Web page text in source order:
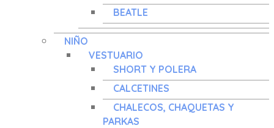
BEATLE
NIÑO
VESTUARIO
SHORT Y POLERA
CALCETINES
CHALECOS, CHAQUETAS Y
PARKAS